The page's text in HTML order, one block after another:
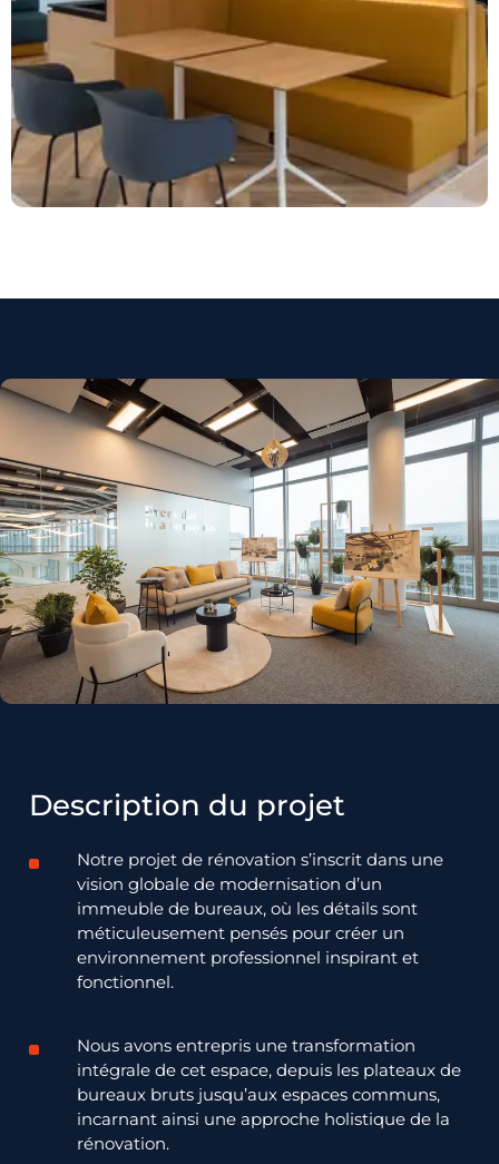
Description du projet
Notre projet de rénovation s’inscrit dans une
vision globale de modernisation d’un
immeuble de bureaux, où les détails sont
méticuleusement pensés pour créer un
environnement professionnel inspirant et
fonctionnel.
Nous avons entrepris une transformation
intégrale de cet espace, depuis les plateaux de
bureaux bruts jusqu’aux espaces communs,
incarnant ainsi une approche holistique de la
rénovation.